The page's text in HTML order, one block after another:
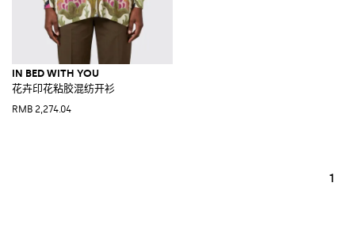
IN BED WITH YOU
花卉印花粘胶混纺开衫
RMB 2,274.04
1